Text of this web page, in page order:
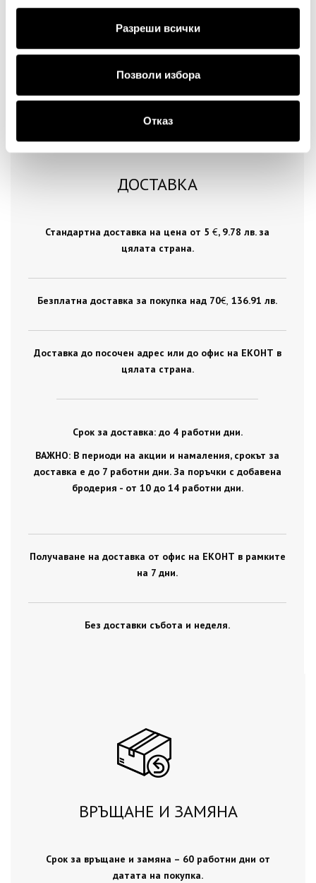
Разреши всички
Позволи избора
Отказ
Продължи
ДОСТАВКА
Стандартна доставка на цена от 5 €, 9.78 лв. за
цялата страна.
Безплатна доставка за покупка над 70€ , 136.91 лв.
Доставка до посочен адрес или до офис на ЕКОНТ в
цялата страна.
Срок за доставка: до 4 работни дни.
ВАЖНО: В периоди на акции и намаления, срокът за
доставка е до 7 работни дни. За поръчки с добавена
бродерия - от 10 до 14 работни дни.
Получаване на доставка от офис на ЕКОНТ в рамките
на 7 дни.
Без доставки събота и неделя.
ВРЪЩАНЕ И ЗАМЯНА
Срок за връщане и замяна – 60 работни дни от
датата на покупка.